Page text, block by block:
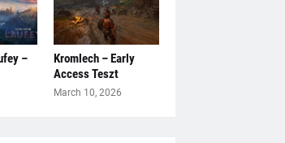
–
Kromlech – Early
Access Teszt
March 10, 2026